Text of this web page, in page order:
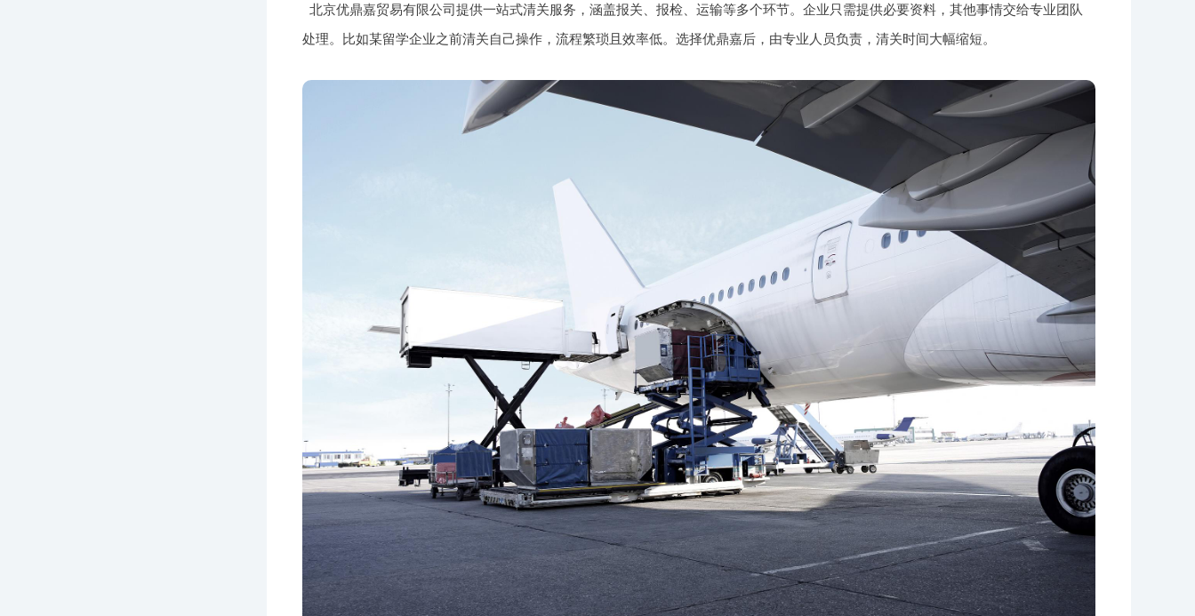
北京优鼎嘉贸易有限公司提供一站式清关服务，涵盖报关、报检、运输等多个环节。企业只需提供必要资料，其他事情交给专业团队
处理。比如某留学企业之前清关自己操作，流程繁琐且效率低。选择优鼎嘉后，由专业人员负责，清关时间大幅缩短。